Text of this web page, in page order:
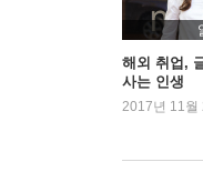
Rachel’s
해외 취업
해외 취업
나만의 해
해외 취업,
사는 인생
2017년 11월